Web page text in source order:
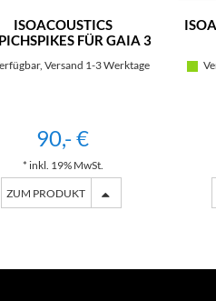
ISOACOUSTICS
FÜR GAIA 3
Versand 1-3 Werktage
90,- €
* inkl. 19% MwSt.
ZUM PRODUKT